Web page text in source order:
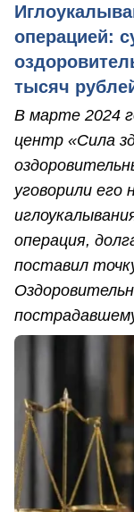
операцией:
тысяч
В марте 2024
центр «Сила
уговорили его
операция,
поставил